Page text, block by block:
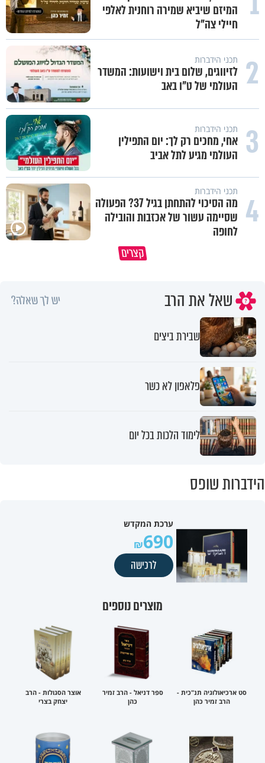
המיזם שיביא שמירה רוחנית לאלפי
חיילי צה"ל
2 תכני הידברות
לזיווגים, שלום בית וישועות: המשדר
העולמי של ט"ו באב
3 תכני הידברות
אחי, מחכים רק לך: יום התפילין
העולמי מגיע לתל אביב
4 תכני הידברות
מה הסיכוי להתחתן בגיל 37? הפעולה
שסיימה עשור של אכזבות והובילה
לחופה
קצרים
מזמור כ׳ בתהילים - סגולה להצלחה
במבט לאחור - האם התקופה
שאל את הרב יש לך שאלה?
שבירת ביצים
פלאפון לא כשר
לימוד הלכות בכל יום
הידברות שופס
ערכת המקדש
690
לרכישה
מוצרים נוספים
סט ארכיאולוגיה תנ"כית -
הרב זמיר כהן
ספר דניאל - הרב זמיר
כהן
אוצר הסגולות - הרב
יצחק בצרי